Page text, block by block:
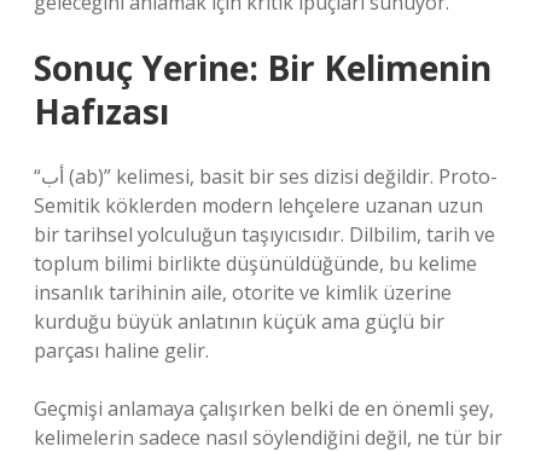
Sonuç Yerine: Bir Kelimenin
Hafızası
“أب (ab)” kelimesi, basit bir ses dizisi değildir. Proto-
Semitik köklerden modern lehçelere uzanan uzun
bir tarihsel yolculuğun taşıyıcısıdır. Dilbilim, tarih ve
toplum bilimi birlikte düşünüldüğünde, bu kelime
insanlık tarihinin aile, otorite ve kimlik üzerine
kurduğu büyük anlatının küçük ama güçlü bir
parçası haline gelir.
Geçmişi anlamaya çalışırken belki de en önemli şey,
kelimelerin sadece nasıl söylendiğini değil, ne tür bir